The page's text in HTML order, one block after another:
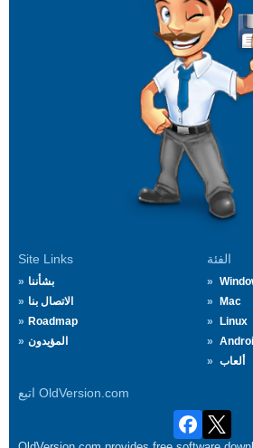
Site Links
بشأننا
الاتصال بنا
Roadmap
المؤيدون
الفئة
Mac
Linux
ألعاب
اتبع OldVersion.com